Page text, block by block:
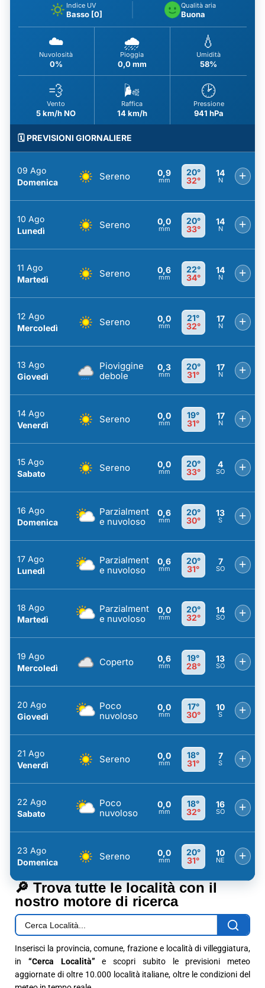
Indice UV
Basso [0]
Qualità aria
Buona
☁️
Nuvolosità
0%
🌧️
Pioggia
0,0 mm
💧
Umidità
58%
💨
Vento
5 km/h NO
🌬️
Raffica
14 km/h
🕑
Pressione
941 hPa
🗓️ PREVISIONI GIORNALIERE
09 Ago
Domenica
Sereno 0,9
mm
20°
32°
14
N +
10 Ago
Lunedì
Sereno 0,0
mm
20°
33°
14
N +
11 Ago
Martedì
Sereno 0,6
mm
22°
34°
14
N +
12 Ago
Mercoledì
Sereno 0,0
mm
21°
32°
17
N +
13 Ago
Giovedì
Pioviggine
debole
0,3
mm
20°
31°
17
N +
14 Ago
Venerdì
Sereno 0,0
mm
19°
31°
17
N +
15 Ago
Sabato
Sereno 0,0
mm
20°
33°
4
SO +
16 Ago
Domenica
Parzialment
e nuvoloso
0,6
mm
20°
30°
13
S +
17 Ago
Lunedì
Parzialment
e nuvoloso
0,6
mm
20°
31°
7
SO +
18 Ago
Martedì
Parzialment
e nuvoloso
0,0
mm
20°
32°
14
SO +
19 Ago
Mercoledì
Coperto 0,6
mm
19°
28°
13
SO +
20 Ago
Giovedì
Poco
nuvoloso
0,0
mm
17°
30°
10
S +
21 Ago
Venerdì
Sereno 0,0
mm
18°
31°
7
S +
22 Ago
Sabato
Poco
nuvoloso
0,0
mm
18°
32°
16
SO +
23 Ago
Domenica
Sereno 0,0
mm
20°
31°
10
NE +
🔎 Trova tutte le località con il
nostro motore di ricerca
Inserisci la provincia, comune, frazione e località di villeggiatura,
in “Cerca Località” e scopri subito le previsioni meteo
aggiornate di oltre 10.000 località italiane, oltre le condizioni del